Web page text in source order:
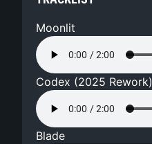
Moonlit
Codex (2025 Rework)
Blade